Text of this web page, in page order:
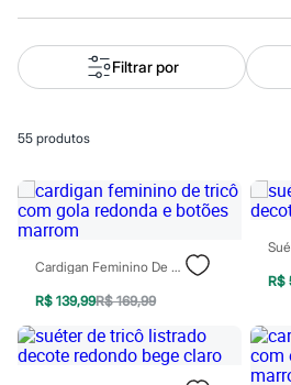
Alfaiataria
Novidades
Roupas
Blusas e Camisetas
Casacos e Jaquetas
Macacões
Saias
Shorts e Bermudas
Vestidos
Acessórios
Bonés e Chapéus
Bijoux
Cintos
Óculos
Filtrar por
55 produtos
Cardigan Feminino De Tricô Com Gola Redonda E Botões Marrom
R$ 139,99R$ 169,99
R$